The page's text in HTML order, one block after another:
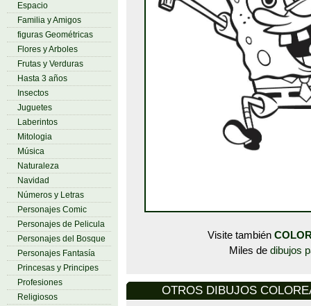
Espacio
Familia y Amigos
figuras Geométricas
Flores y Arboles
Frutas y Verduras
Hasta 3 años
Insectos
Juguetes
Laberintos
Mitologia
Música
Naturaleza
Navidad
Números y Letras
Personajes Comic
Personajes de Pelicula
Personajes del Bosque
Personajes Fantasía
Princesas y Principes
Profesiones
Religiosos
Visite también
Miles de dibujos
OTROS DIBUJOS